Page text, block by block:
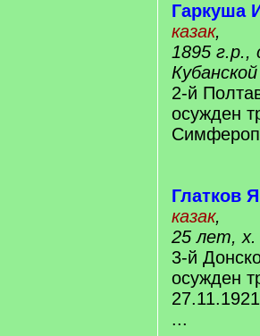
Гаркуша
казак,
1895 г.р.,
2-й
осужден
Глатков
казак,
25 лет, х.
3-й
осужден
...